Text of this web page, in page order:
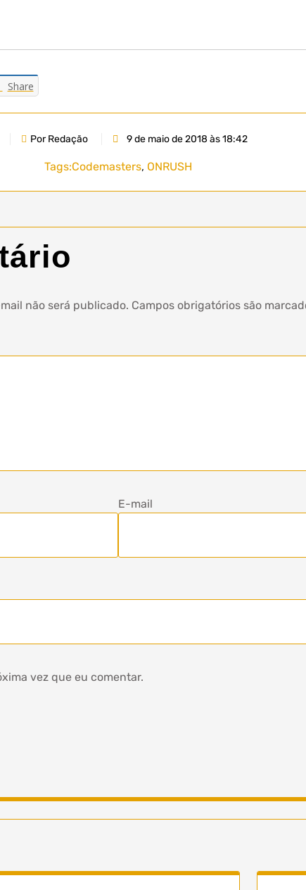
Share
Por Redação 9 de maio de 2018 às 18:42
Tags:Codemasters, ONRUSH
não será publicado. Campos obrigatórios são
E-mail
vez que eu comentar.